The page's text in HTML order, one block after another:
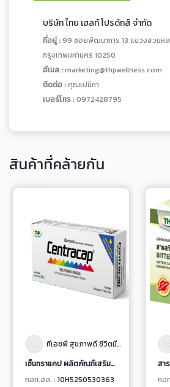
บริษัท ไทย เฮลท์ โปรดักส์ จำกัด
ที่อยู่ :99 ซอยพัฒนาการ 13 แขวงสวนห
กรุงเทพมหานคร 10250
อีเมล :marketing@thpwellness.com
ติดต่อ :คุณเปมิกา
เบอร์โทร :0972428795
สินค้าที่คล้ายกัน
ทีเอชพี สุขภาพดี ชีวิตมีสุข
เซ็นทราแคป ผลิตภัณฑ์เสริมอาหาร ชนิดแคปซูลนิ่ม
กอท.ฮล. : 10H5250530363
กอ